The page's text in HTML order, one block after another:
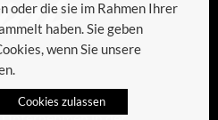
oder die sie im Rahmen Ihrer
haben. Sie geben
wenn Sie unsere
Cookies zulassen